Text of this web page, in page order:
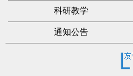
科研教学
通知公告